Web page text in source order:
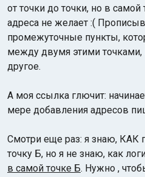
от точки до точки, но в самой
адреса не желает :(
промежуточные пункты,
между двумя этими
другое.
А моя ссылка глючит:
мере добавления адресов
Смотри еще раз: я знаю, КАК
точку Б, но я не знаю, как
в самой точке Б. Нужно ,